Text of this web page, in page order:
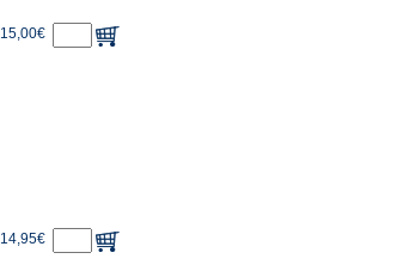
15,00€
14,95€